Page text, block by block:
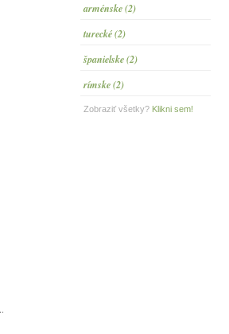
arménske (2)
turecké (2)
španielske (2)
rímske (2)
Zobraziť všetky? Klikni sem!